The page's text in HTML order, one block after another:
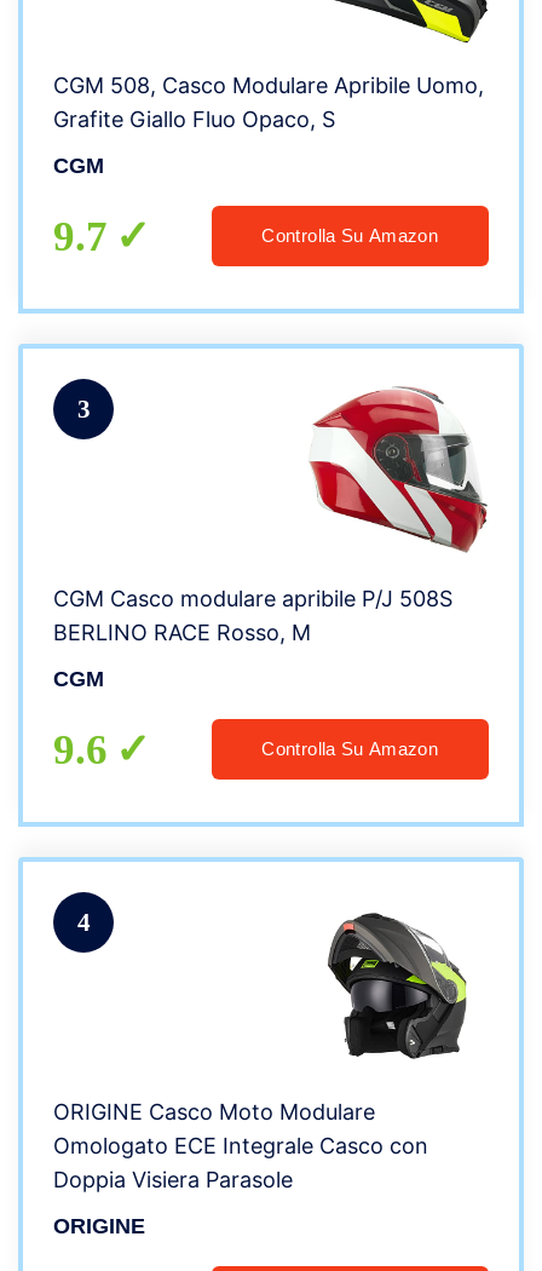
CGM 508, Casco Modulare Apribile Uomo,
Grafite Giallo Fluo Opaco, S
CGM
9.7 Controlla Su Amazon
3
CGM Casco modulare apribile P/J 508S
BERLINO RACE Rosso, M
CGM
9.6 Controlla Su Amazon
4
ORIGINE Casco Moto Modulare
Omologato ECE Integrale Casco con
Doppia Visiera Parasole
ORIGINE